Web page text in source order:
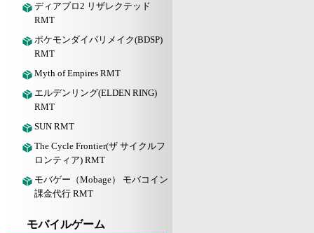
ディアブロ2 リザレクテッド
RMT
ポケモンダイパリメイク(BDSP)
RMT
Myth of Empires RMT
エルデンリング(ELDEN RING)
RMT
SUN RMT
The Cycle Frontier(ザ サイクルフ
ロンティア) RMT
モバゲー（Mobage） モバコイン
課金代行 RMT
モバイルゲーム